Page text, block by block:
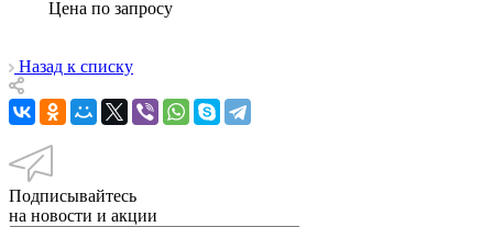
Цена по запросу
Назад к списку
Подписывайтесь
на новости и акции